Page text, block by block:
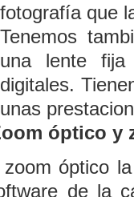
fotografía que
Tenemos
una lente fija
digitales.
unas
óptico y
óptico
de la